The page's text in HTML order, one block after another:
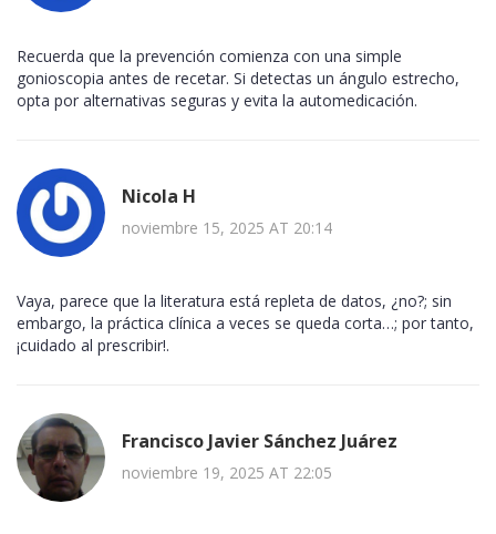
Recuerda que la prevención comienza con una simple
gonioscopia antes de recetar. Si detectas un ángulo estrecho,
opta por alternativas seguras y evita la automedicación.
Nicola H
noviembre 15, 2025 AT 20:14
Vaya, parece que la literatura está repleta de datos, ¿no?; sin
embargo, la práctica clínica a veces se queda corta…; por tanto,
¡cuidado al prescribir!.
Francisco Javier Sánchez Juárez
noviembre 19, 2025 AT 22:05